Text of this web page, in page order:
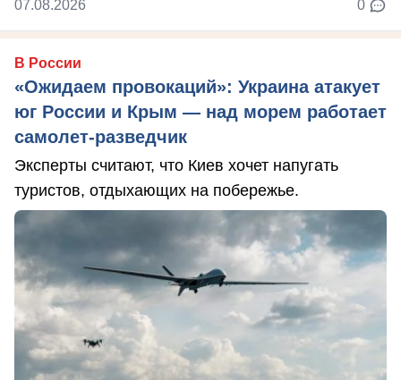
07.08.2026 0
В России
«Ожидаем провокаций»: Украина атакует
юг России и Крым — над морем работает
самолет-разведчик
Эксперты считают, что Киев хочет напугать
туристов, отдыхающих на побережье.